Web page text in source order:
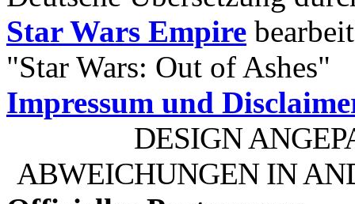
Star Wars Empire
"Star Wars: Out of Ashes"
Impressum und
DESIGN
ABWEICHUNGEN IN